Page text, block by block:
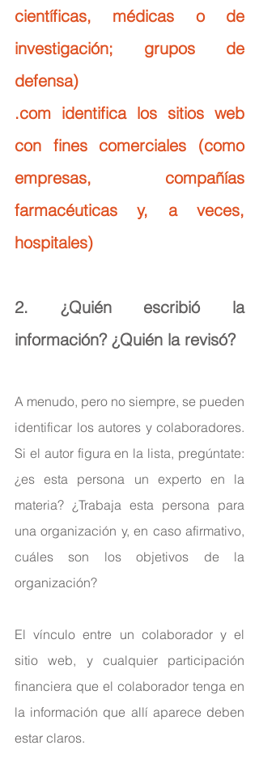
científicas, médicas o de
investigación; grupos de
defensa)
.com identifica los sitios web
con fines comerciales (como
empresas, compañías
farmacéuticas y, a veces,
hospitales)
2. ¿Quién escribió la
información? ¿Quién la revisó?
A menudo, pero no siempre, se pueden
identificar los autores y colaboradores.
Si el autor figura en la lista, pregúntate:
¿es esta persona un experto en la
materia? ¿Trabaja esta persona para
una organización y, en caso afirmativo,
cuáles son los objetivos de la
organización?
El vínculo entre un colaborador y el
sitio web, y cualquier participación
financiera que el colaborador tenga en
la información que allí aparece deben
estar claros.